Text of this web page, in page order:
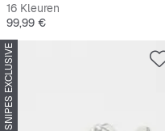
16 Kleuren
Prijs
99,99 €
SNIPES EXCLUSIVE